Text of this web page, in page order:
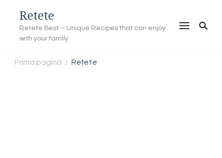
Retete
Retete Best – Unique Recipes that can enjoy
with your family
Prima pagină / Rețete